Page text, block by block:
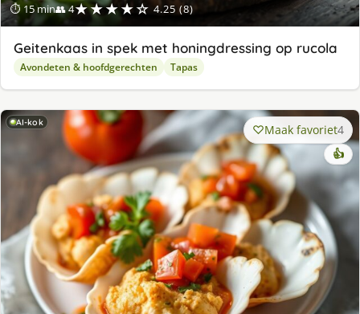
⏱ 15 min👥 4★★★★☆ 4.25 (8)
Geitenkaas in spek met honingdressing op rucola
Avondeten & hoofdgerechten Tapas
AI-kok Maak favoriet4
👍